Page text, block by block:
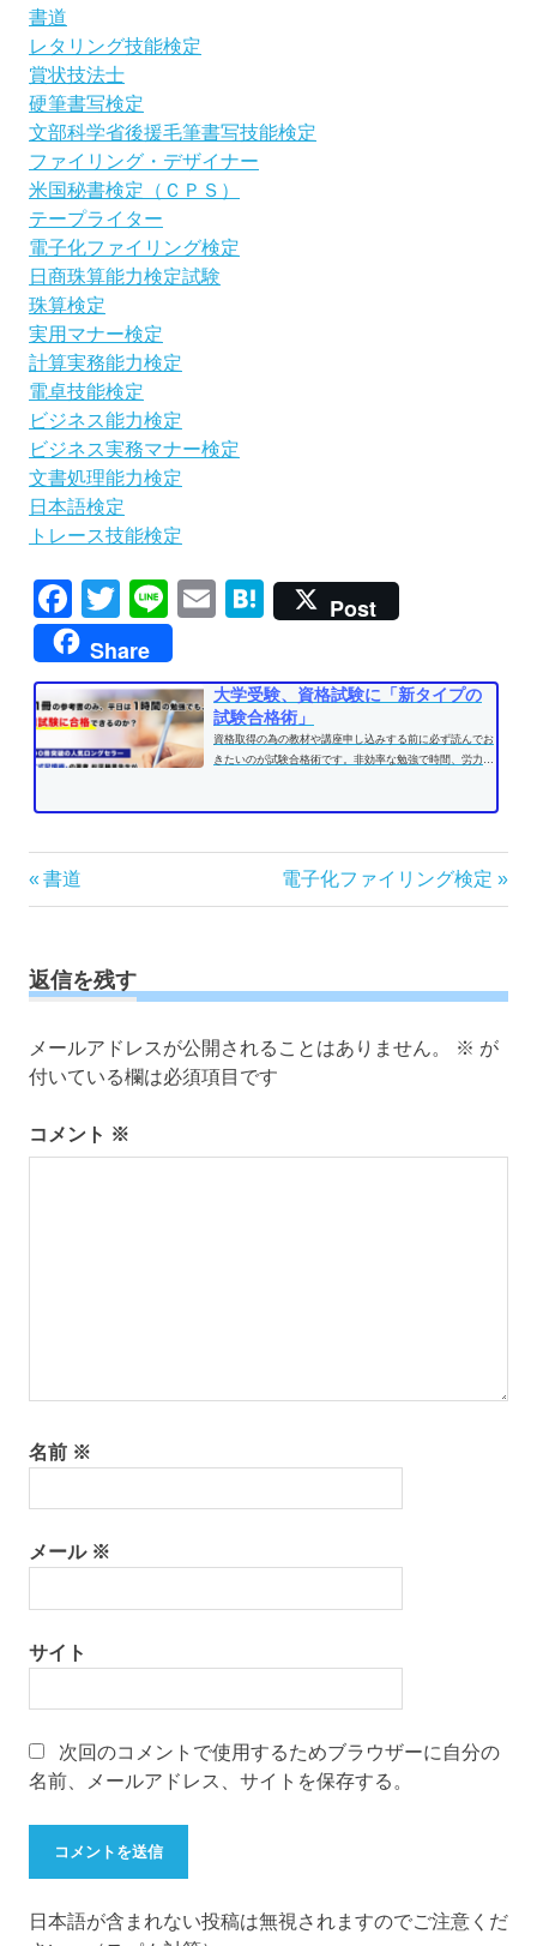
書道
レタリング技能検定
賞状技法士
硬筆書写検定
文部科学省後援毛筆書写技能検定
ファイリング・デザイナー
米国秘書検定（ＣＰＳ）
テープライター
電子化ファイリング検定
日商珠算能力検定試験
珠算検定
実用マナー検定
計算実務能力検定
電卓技能検定
ビジネス能力検定
ビジネス実務マナー検定
文書処理能力検定
日本語検定
トレース技能検定
Facebook
TwitterLineEmailHatena
Post
Share
大学受験、資格試験に「新タイプの
試験合格術」
資格取得の為の教材や講座申し込みする前に必ず読んでお
きたいのが試験合格術です。非効率な勉強で時間、労力を
投
稿
ビ
ゲ
シ
ン
前
の
事:
書道
次
の
電子化ファイリング検定
返信を残す
メールアドレスが公開されることはありません。 ※ が
付いている欄は必須項目です
コメント ※
名前 ※
メール ※
サイト
次回のコメントで使用するためブラウザーに自分の
名前、メールアドレス、サイトを保存する。
日本語が含まれない投稿は無視されますのでご注意くだ